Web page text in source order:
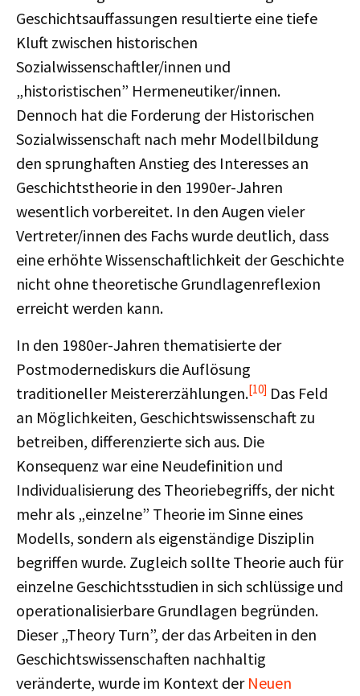
Geschichtsauffassungen resultierte eine tiefe
Kluft zwischen historischen
Sozialwissenschaftler/innen und
„historistischen” Hermeneutiker/innen.
Dennoch hat die Forderung der Historischen
Sozialwissenschaft nach mehr Modellbildung
den sprunghaften Anstieg des Interesses an
Geschichtstheorie in den 1990er-Jahren
wesentlich vorbereitet. In den Augen vieler
Vertreter/innen des Fachs wurde deutlich, dass
eine erhöhte Wissenschaftlichkeit der Geschichte
nicht ohne theoretische Grundlagenreflexion
erreicht werden kann.
In den 1980er-Jahren thematisierte der
Postmodernediskurs die Auflösung
traditioneller Meistererzählungen.[10] Das Feld
an Möglichkeiten, Geschichtswissenschaft zu
betreiben, differenzierte sich aus. Die
Konsequenz war eine Neudefinition und
Individualisierung des Theoriebegriffs, der nicht
mehr als „einzelne” Theorie im Sinne eines
Modells, sondern als eigenständige Disziplin
begriffen wurde. Zugleich sollte Theorie auch für
einzelne Geschichtsstudien in sich schlüssige und
operationalisierbare Grundlagen begründen.
Dieser „Theory Turn”, der das Arbeiten in den
Geschichtswissenschaften nachhaltig
veränderte, wurde im Kontext der Neuen